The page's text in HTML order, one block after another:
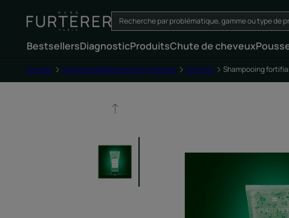
BestsellersDiagnosticProduitsChute de cheveux
Accueil Tous les produits pour vos cheveux Forticea Shampooing